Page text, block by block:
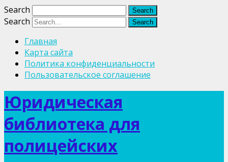
Search
Search
Главная
Карта сайта
Политика конфиденциальности
Пользовательское соглашение
Юридическая
библиотека для
полицейских